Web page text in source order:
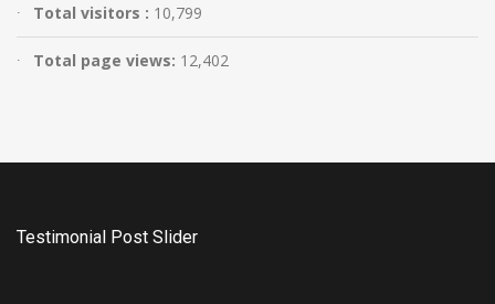
Total visitors : 10,799
Total page views: 12,402
Testimonial Post Slider